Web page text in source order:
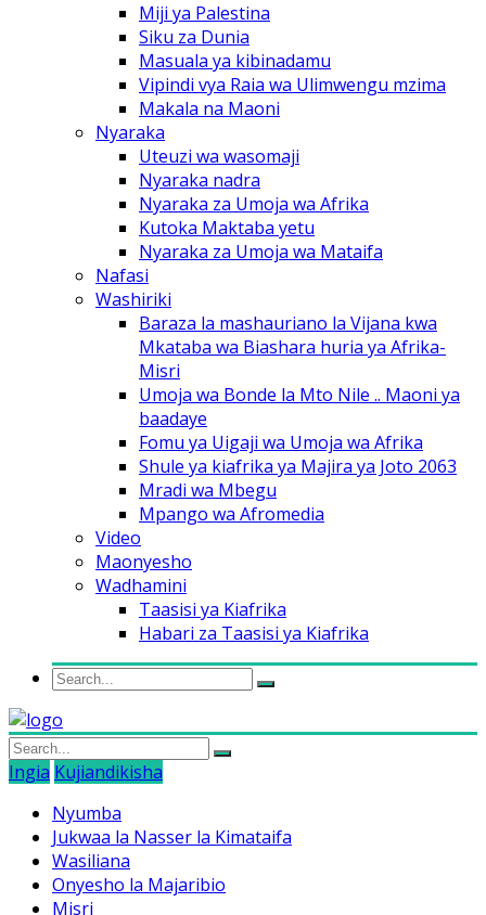
Miji ya Palestina
Siku za Dunia
Masuala ya kibinadamu
Vipindi vya Raia wa Ulimwengu mzima
Makala na Maoni
Nyaraka
Uteuzi wa wasomaji
Nyaraka nadra
Nyaraka za Umoja wa Afrika
Kutoka Maktaba yetu
Nyaraka za Umoja wa Mataifa
Nafasi
Washiriki
Baraza la mashauriano la Vijana kwa
Mkataba wa Biashara huria ya Afrika-
Misri
Umoja wa Bonde la Mto Nile .. Maoni ya
baadaye
Fomu ya Uigaji wa Umoja wa Afrika
Shule ya kiafrika ya Majira ya Joto 2063
Mradi wa Mbegu
Mpango wa Afromedia
Video
Maonyesho
Wadhamini
Taasisi ya Kiafrika
Habari za Taasisi ya Kiafrika
Ingia Kujiandikisha
Nyumba
Jukwaa la Nasser la Kimataifa
Wasiliana
Onyesho la Majaribio
Misri